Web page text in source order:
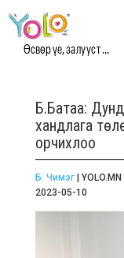
Өсвөр үе, залууст ...
Б.Батаа: Дунд
хандлага
орчихлоо
Б. Чимэг| YOLO.MN
2023-05-10